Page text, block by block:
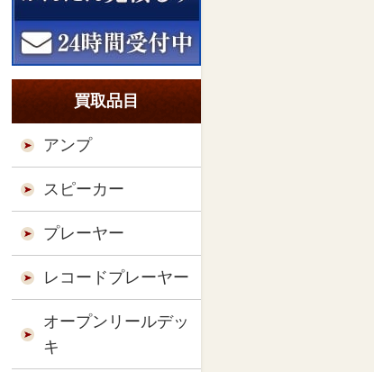
買取品目
アンプ
スピーカー
プレーヤー
レコードプレーヤー
オープンリールデッ
キ